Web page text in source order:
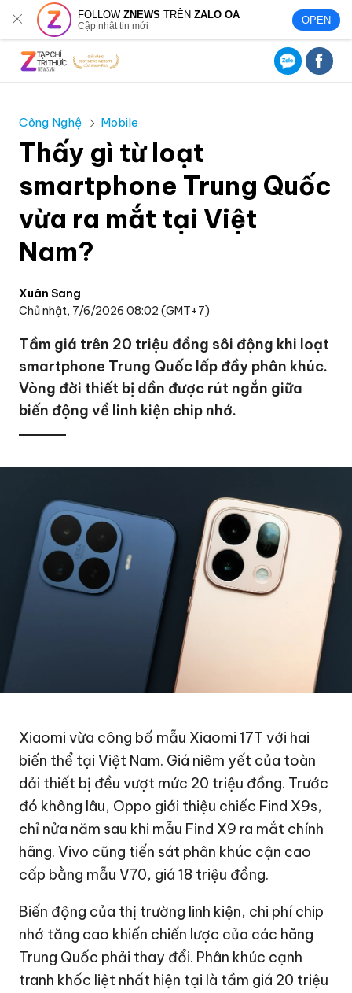
FOLLOWZNEWS TRÊNZALO OA
Cập nhật tin mới OPEN
Công Nghệ Mobile
Thấy gì từ loạt
smartphone Trung Quốc
vừa ra mắt tại Việt
Nam?
Xuân Sang
Chủ nhật, 7/6/2026 08:02 (GMT+7)
Tầm giá trên 20 triệu đồng sôi động khi loạt
smartphone Trung Quốc lấp đầy phân khúc.
Vòng đời thiết bị dần được rút ngắn giữa
biến động về linh kiện chip nhớ.
Xiaomi vừa công bố mẫu Xiaomi 17T với hai
biến thể tại Việt Nam. Giá niêm yết của toàn
dải thiết bị đều vượt mức 20 triệu đồng. Trước
đó không lâu, Oppo giới thiệu chiếc Find X9s,
chỉ nửa năm sau khi mẫu Find X9 ra mắt chính
hãng. Vivo cũng tiến sát phân khúc cận cao
cấp bằng mẫu V70, giá 18 triệu đồng.
Biến động của thị trường linh kiện, chi phí chip
nhớ tăng cao khiến chiến lược của các hãng
Trung Quốc phải thay đổi. Phân khúc cạnh
tranh khốc liệt nhất hiện tại là tầm giá 20 triệu